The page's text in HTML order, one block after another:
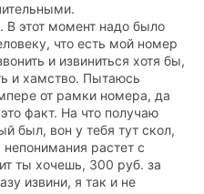
В этот момент надо было
что есть мой номер
и извиниться хотя бы,
и хамство. Пытаюсь
от рамки номера, да
факт. На что получаю
был, вон у тебя тут скол,
растет с
ты хочешь, 300 руб. за
извини, я так и не